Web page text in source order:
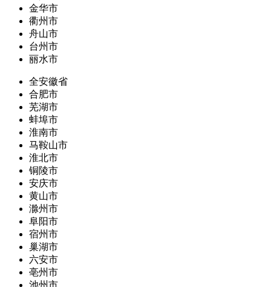
金华市
衢州市
舟山市
台州市
丽水市
全安徽省
合肥市
芜湖市
蚌埠市
淮南市
马鞍山市
淮北市
铜陵市
安庆市
黄山市
滁州市
阜阳市
宿州市
巢湖市
六安市
亳州市
池州市